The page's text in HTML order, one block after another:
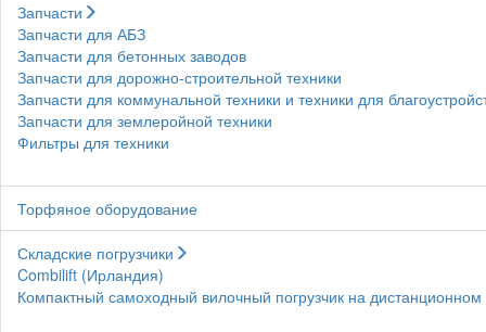
Запчасти
Запчасти для АБЗ
Запчасти для бетонных заводов
Запчасти для дорожно-строительной техники
Запчасти для коммунальной техники и техники для
Запчасти для землеройной техники
Фильтры для техники
Торфяное оборудование
Складские погрузчики
Combilift (Ирландия)
Компактный самоходный вилочный погрузчик на